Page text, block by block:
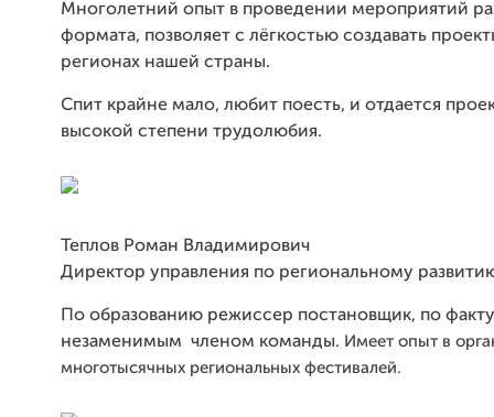
Многолетний опыт в проведении мероприятий
формата, позволяет с лёгкостью создавать
регионах нашей страны.
Спит крайне мало, любит поесть, и отдается
высокой степени трудолюбия.
Теплов Роман Владимирович
Директор управления по региональному
По образованию режиссер постановщик, по факту
незаменимым членом команды. Имеет опыт в
многотысячных региональных фестивалей.